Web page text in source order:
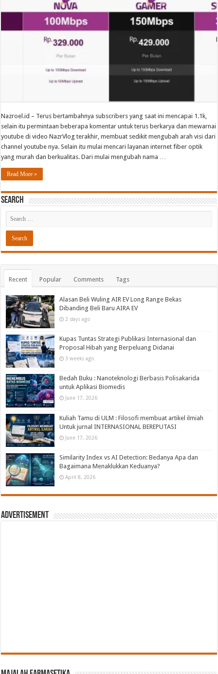
Nazroel.id – Terus bertambahnya subscribers yang saat ini mencapai 1.1k,
selain itu permintaan beberapa komentar untuk terus berkarya dan mewarnai
youtube di video NazrVlog terakhir, membuat sedikit mengubah arah visi dari
channel youtube nya. Selain itu mulai mencari layanan internet fiber optik
yang murah dan berkualitas. Dari mulai mengubah nama …
Read More »
Search
Recent Popular Comments Tags
Alasan Beli Wuling AIR EV Long Range Bekas
Dibanding Beli Baru AIRA EV
2 days ago
Kupas Tuntas Strategi Publikasi Internasional dan
Proposal Hibah yang Berpeluang Didanai
3 weeks ago
Bedah Buku : Nanoteknologi Berbasis Polisakarida
untuk Aplikasi Biomedis
June 17, 2026
Kuliah Tamu di ULM : Filosofi membuat artikel ilmiah
Untuk jurnal INTERNASIONAL BEREPUTASI
June 17, 2026
Similarity Index vs AI Detection: Bedanya Apa dan
Bagaimana Menaklukkan Keduanya?
April 8, 2026
Advertisement